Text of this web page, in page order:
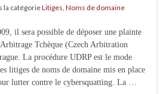
la catégorieLitiges Noms de domaine
il sera possible de déposer une plainte
Tchèque (Czech Arbitration
La procédure UDRP est le mode
litiges de noms de domaine mis en place
lutter contre le cybersquatting. La …